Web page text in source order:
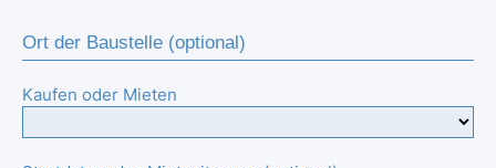
Kaufen oder Mieten